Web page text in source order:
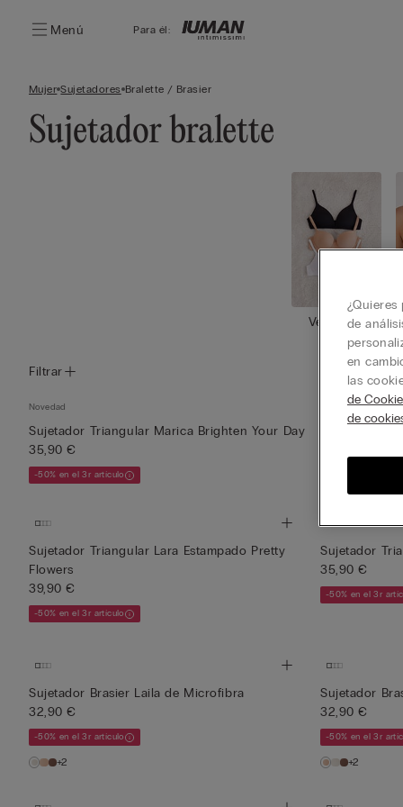
Menú Para él:
Mujer Sujetadores Bralette / Brasier
Sujetador bralette
Ver todos
Filtrar
Novedad
Sujetador Triangular Marica Brighten Your Day
35,90 €
-50% en el 3r artículo
Novedad
Sujetador Triangular Lara Estampado Pretty
Flowers
39,90 €
-50% en el 3r artículo
Sujetador
35,90 €
-50% en el 3r
Sujetador Brasier Laila de Microfibra
32,90 €
-50% en el 3r artículo
+2
Sujetador
32,90 €
-50% en el 3r
+2
de
en
las
de
de